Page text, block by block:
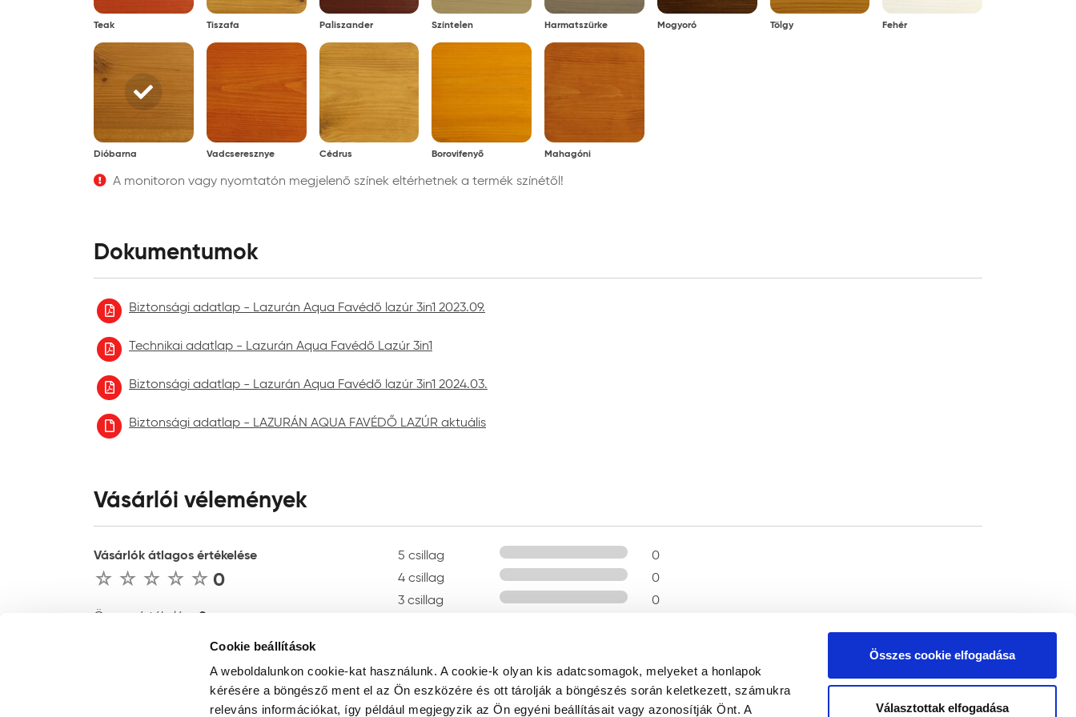
Cookie beállítások
A weboldalunkon cookie-kat használunk. A cookie-k olyan kis adatcsomagok, melyeket a honlapok
kérésére a böngésző ment el az Ön eszközére és ott tárolják a böngészés során keletkezett, számukra
releváns információkat, így például megjegyzik az Ön egyéni beállításait vagy azonosítják Önt. A
Összes cookie elfogadása
Választottak elfogadása
Teak Tiszafa Paliszander Színtelen Harmatszürke Mogyoró Tölgy Fehér
Dióbarna Vadcseresznye Cédrus Borovifenyő Mahagóni
A monitoron vagy nyomtatón megjelenő színek eltérhetnek a termék színétől!
Dokumentumok
Biztonsági adatlap - Lazurán Aqua Favédő lazúr 3in1 2023.09.
Technikai adatlap - Lazurán Aqua Favédő Lazúr 3in1
Biztonsági adatlap - Lazurán Aqua Favédő lazúr 3in1 2024.03.
Biztonsági adatlap - LAZURÁN AQUA FAVÉDŐ LAZÚR aktuális
Vásárlói vélemények
Vásárlók átlagos értékelése
0
Összes értékelés : 0
ÉRTÉKELÉS ÍRÁSA
5 csillag
0
4 csillag
0
3 csillag
0